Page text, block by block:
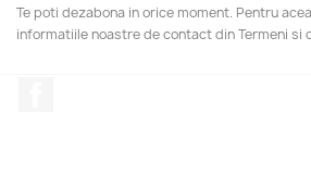
Te poti dezabona in orice moment. Pentru
informatiile noastre de contact din Termeni si